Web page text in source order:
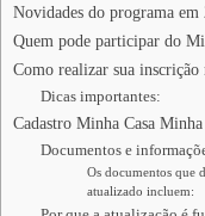
Novidades do programa em
Quem pode participar do
Como realizar sua
Dicas importantes:
Cadastro Minha Casa
Documentos e
Os documentos que
atualizado incluem: